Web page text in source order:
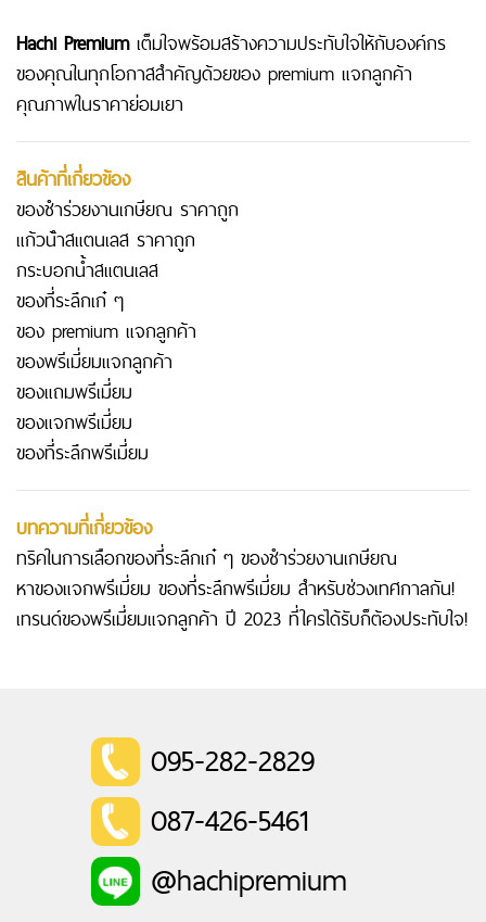
Hachi Premiumเต็มใจพร้อมสร้างความประทับใจให้กับองค์กร
ของคุณในทุกโอกาสสำคัญด้วยของ premium แจกลูกค้า
คุณภาพในราคาย่อมเยา
สินค้าที่เกี่ยวข้อง
ของชําร่วยงานเกษียณ ราคาถูก
แก้วน้ําสแตนเลส ราคาถูก
กระบอกน้ำสแตนเลส
ของที่ระลึกเก๋ ๆ
ของ premium แจกลูกค้า
ของพรีเมี่ยมแจกลูกค้า
ของแถมพรีเมี่ยม
ของแจกพรีเมี่ยม
ของที่ระลึกพรีเมี่ยม
บทความที่เกี่ยวข้อง
ทริคในการเลือกของที่ระลึกเก๋ ๆ ของชําร่วยงานเกษียณ
หาของแจกพรีเมี่ยม ของที่ระลึกพรีเมี่ยม สำหรับช่วงเทศกาลกัน!
เทรนด์ของพรีเมี่ยมแจกลูกค้า ปี 2023 ที่ใครได้รับก็ต้องประทับใจ!
095-282-2829
087-426-5461
@hachipremium